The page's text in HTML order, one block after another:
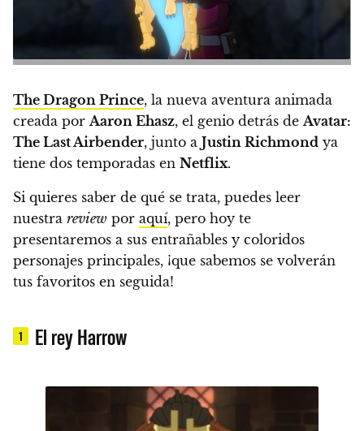
The Dragon Prince, la nueva aventura animada
creada porAaron Ehasz, el genio detrás deAvatar:
The Last Airbender, junto a Justin Richmond ya
tiene dos temporadas en Netflix.
Si quieres saber de qué se trata, puedes leer
nuestra review por aquí, pero hoy te
presentaremos a sus entrañables y coloridos
personajes principales, ¡que sabemos se volverán
tus favoritos en seguida!
1 El rey Harrow